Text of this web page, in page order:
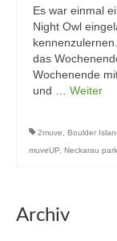
Es war einmal
Night Owl
das
Wochenende
und … Weiter
2muve, Boulder
muveUP, Neckarau
Archiv